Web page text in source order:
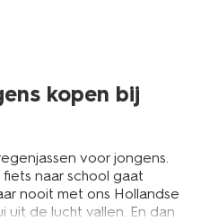
kopen bij
voor jongens.
naar school gaat
nooit met ons Hollandse
de lucht vallen. En dan